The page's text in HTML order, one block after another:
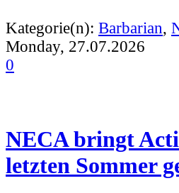
Kategorie(n): Barbarian,
Monday, 27.07.2026
0
NECA bringt
letzten Sommer